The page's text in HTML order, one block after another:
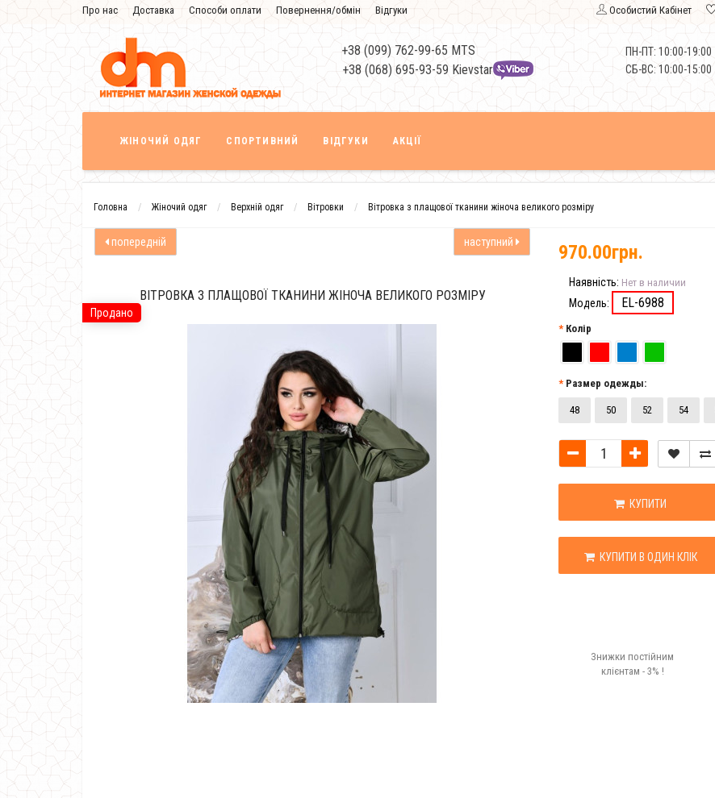
Про нас Доставка Способи оплати Повернення/обмін
Відгуки
Знижка
Особистий Кабінет
+38 (099) 762-99-65 MTS
+38 (068) 695-93-59 Kievstar
ПН-ПТ: 10:00-19:00
СБ-ВС: 10:00-15:00
ЖІНОЧИЙ ОДЯГ СПОРТИВНИЙ ВІДГУКИ АКЦІЇ
Головна Жіночий одяг Верхній одяг Вітровки Вітровка з плащової тканини жіноча великого розміру
попередній наступний
Продано
ВІТРОВКА З ПЛАЩОВОЇ ТКАНИНИ ЖІНОЧА ВЕЛИКОГО РОЗМІРУ
970.00грн.
Наявність: Нет в наличии
Модель: EL-6988
Колір
Размер одежды:
48 50 52 54
КУПИТИ
КУПИТИ В ОДИН КЛІК
Знижки постійним
клієнтам - 3% !